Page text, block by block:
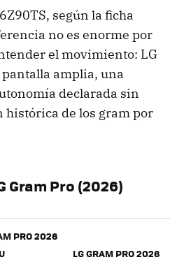
según la ficha
no es enorme por
el movimiento: LG
amplia, una
declarada sin
histórica de los gram por
Gram Pro (2026)
PRO 2026
LG GRAM PRO 2026